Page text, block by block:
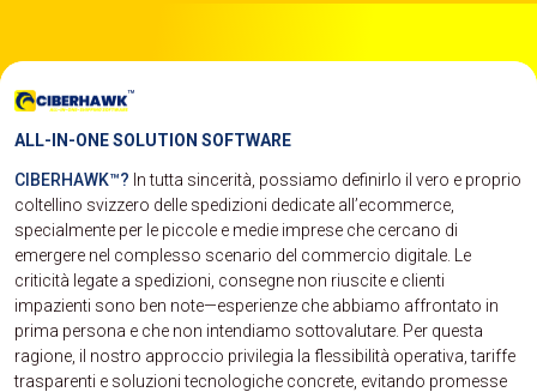
ALL-IN-ONE SOLUTION SOFTWARE
CIBERHAWK™? In tutta sincerità, possiamo definirlo il vero e proprio
coltellino svizzero delle spedizioni dedicate all’ecommerce,
specialmente per le piccole e medie imprese che cercano di
emergere nel complesso scenario del commercio digitale. Le
criticità legate a spedizioni, consegne non riuscite e clienti
impazienti sono ben note—esperienze che abbiamo affrontato in
prima persona e che non intendiamo sottovalutare. Per questa
ragione, il nostro approccio privilegia la flessibilità operativa, tariffe
trasparenti e soluzioni tecnologiche concrete, evitando promesse